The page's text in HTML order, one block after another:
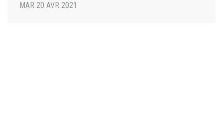
MAR 20 AVR 2021